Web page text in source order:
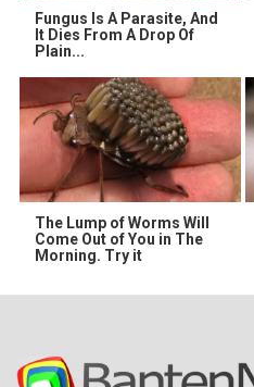
Fungus Is A Parasite, And
It Dies From A Drop Of
Plain...
The Lump of Worms Will
Come Out of You in The
Morning. Try it